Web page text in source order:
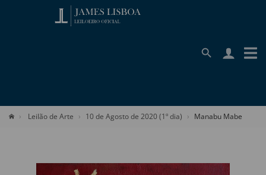
Leilão de Arte 10 de Agosto de 2020 (1º dia) Manabu Mabe